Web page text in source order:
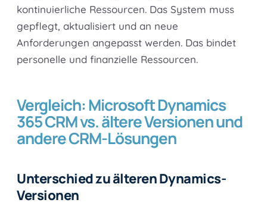
kontinuierliche Ressourcen. Das System muss
gepflegt, aktualisiert und an neue
Anforderungen angepasst werden. Das bindet
personelle und finanzielle Ressourcen.
Vergleich: Microsoft Dynamics
365 CRM vs. ältere Versionen und
andere CRM-Lösungen
Unterschied zu älteren Dynamics-
Versionen